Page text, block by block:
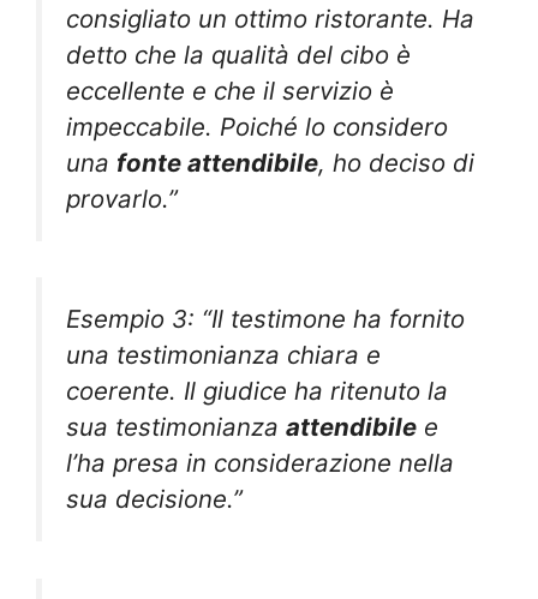
consigliato un ottimo ristorante. Ha
detto che la qualità del cibo è
eccellente e che il servizio è
impeccabile. Poiché lo considero
una fonte attendibile, ho deciso di
provarlo.”
Esempio 3: “Il testimone ha fornito
una testimonianza chiara e
coerente. Il giudice ha ritenuto la
sua testimonianza attendibile e
l’ha presa in considerazione nella
sua decisione.”